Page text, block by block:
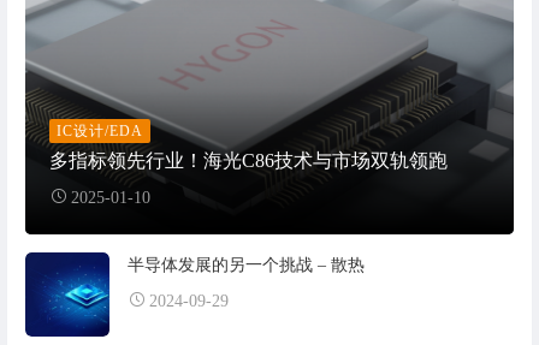
IC设计/EDA
多指标领先行业！海光C86技术与市场双轨领跑
2025-01-10
半导体发展的另一个挑战 – 散热
2024-09-29